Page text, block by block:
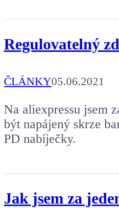
Regulovatelný
ČLÁNKY05.06.2021
Na aliexpressu jsem
být napájený skrze
PD nabíječky.
Jak jsem za